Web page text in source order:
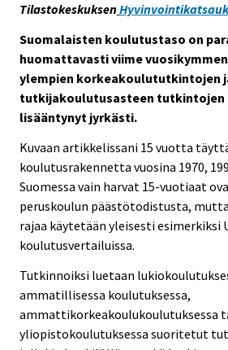
Tilastokeskuksen
Suomalaisten koulutustaso on
huomattavasti viime
ylempien korkeakoulututkintojen
tutkijakoulutusasteen tutkintojen
lisääntynyt jyrkästi.
Kuvaan artikkelissani 15 vuotta
koulutusrakennetta vuosina 1970,
Suomessa vain harvat 15-vuotiaat
peruskoulun päästötodistusta,
rajaa käytetään yleisesti esimerkiksi
koulutusvertailuissa.
Tutkinnoiksi luetaan
ammatillisessa koulutuksessa,
ammattikorkeakoulukoulutuksessa
yliopistokoulutuksessa suoritetut